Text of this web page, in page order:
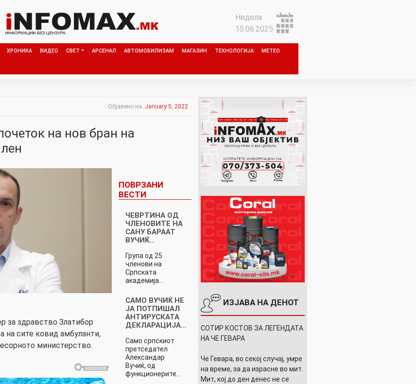
Недела
15.06.2025
ХРОНИКА ВИДЕО СВЕТ АРСЕНАЛ АВТОМОБИЛИЗАМ МАГАЗИН ТЕХНОЛОГИЈА МЕТЕО
Објавено на: January 5, 2022
на нов бран на
за здравство Златибор
на сите ковид амбуланти,
министерство.
ПОВРЗАНИ
ВЕСТИ
ЧЕВРТИНА ОД
ЧЛЕНОВИТЕ НА
САНУ БАРААТ
ВУЧИЌ…
Група од 25
членови на
Српската
академија…
САМО ВУЧИЌ НЕ
ЈА ПОТПИШАЛ
АНТИРУСКАТА
ДЕКЛАРАЦИЈА…
Само српскиот
претседател
Александар
Вучиќ, од
функционерите…
ИЗЈАВА НА ДЕНОТ
СОТИР КОСТОВ ЗА ЛЕГЕНДАТА
НА ЧЕ ГЕВАРА
Че Гевара, во секој случај, умре
на време, за да израсне во мит.
Мит, кој до ден денес не се